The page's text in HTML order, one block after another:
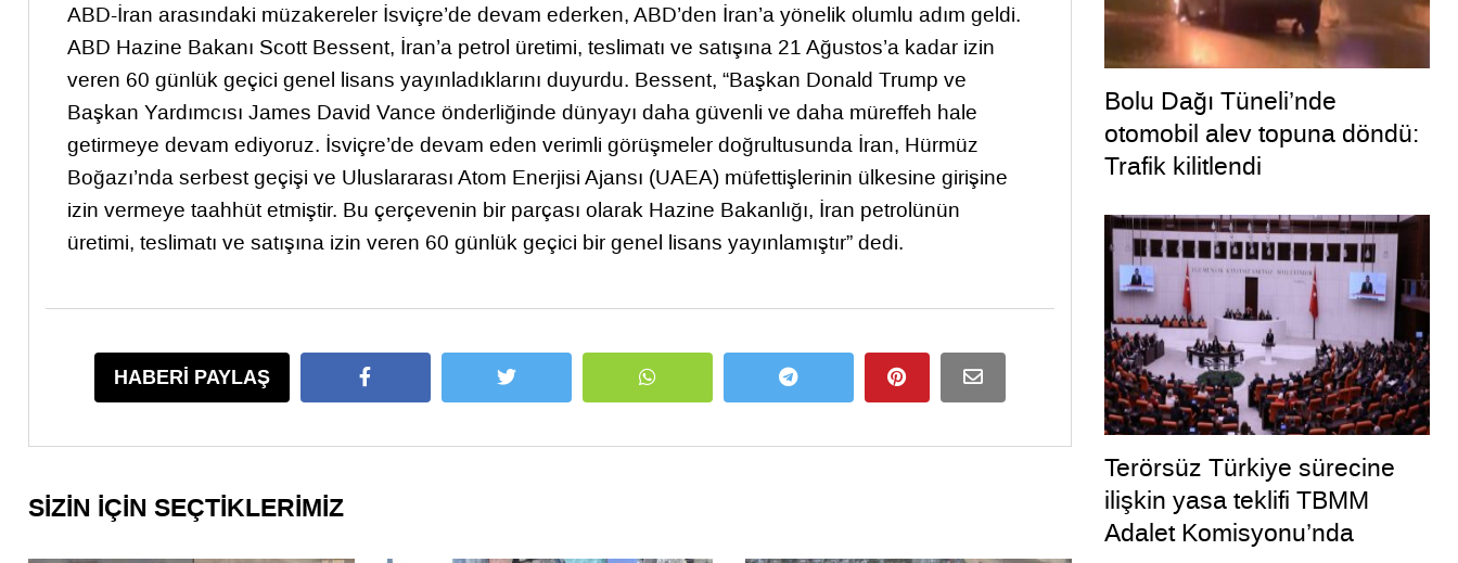
ABD-İran arasındaki müzakereler İsviçre’de devam ederken, ABD’den İran’a yönelik olumlu adım geldi.
ABD Hazine Bakanı Scott Bessent, İran’a petrol üretimi, teslimatı ve satışına 21 Ağustos’a kadar izin
veren 60 günlük geçici genel lisans yayınladıklarını duyurdu. Bessent, “Başkan Donald Trump ve
Başkan Yardımcısı James David Vance önderliğinde dünyayı daha güvenli ve daha müreffeh hale
getirmeye devam ediyoruz. İsviçre’de devam eden verimli görüşmeler doğrultusunda İran, Hürmüz
Boğazı’nda serbest geçişi ve Uluslararası Atom Enerjisi Ajansı (UAEA) müfettişlerinin ülkesine girişine
izin vermeye taahhüt etmiştir. Bu çerçevenin bir parçası olarak Hazine Bakanlığı, İran petrolünün
üretimi, teslimatı ve satışına izin veren 60 günlük geçici bir genel lisans yayınlamıştır” dedi.
HABERİ PAYLAŞ
SİZİN İÇİN SEÇTİKLERİMİZ
Bolu Dağı Tüneli’nde
otomobil alev topuna döndü:
Trafik kilitlendi
Terörsüz Türkiye sürecine
ilişkin yasa teklifi TBMM
Adalet Komisyonu’nda